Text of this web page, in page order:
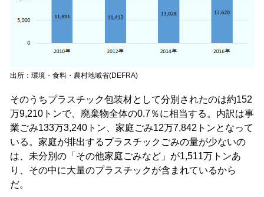
出所：環境・食料・農村地域省(DEFRA)
そのうちプラスチック包装材として分別されたのは約152
万9,210トンで、廃棄物全体の0.7％に相当する。内訳は事
業ごみ133万3,240トン、家庭ごみ12万7,842トンとなって
いる。家庭が排出するプラスチックごみの量が少ないの
は、未分別の「その他家庭ごみなど」が1,511万トンあ
り、その中に大量のプラスチックが含まれているから
だ。